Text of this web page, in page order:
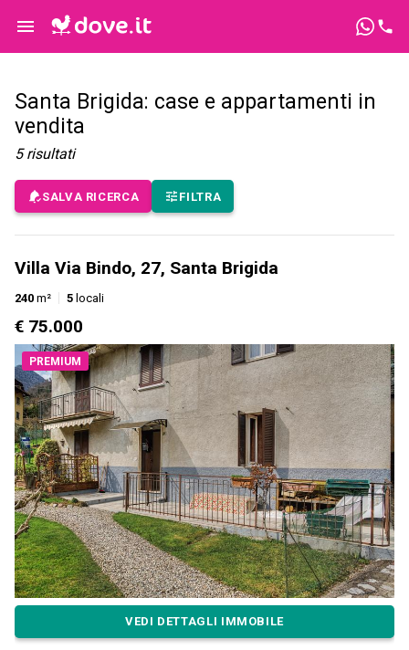
Santa Brigida: case e appartamenti in
vendita
5 risultati
SALVA RICERCA FILTRA
Villa Via Bindo, 27, Santa Brigida
240 m² 5 locali
€ 75.000
PREMIUM
VEDI DETTAGLI IMMOBILE